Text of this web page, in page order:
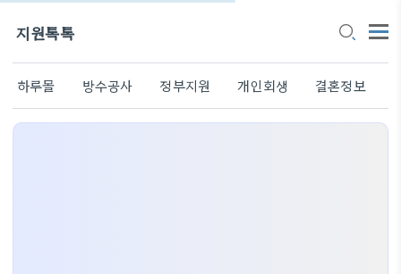
지원톡톡
하루몰 방수공사 정부지원 개인회생 결혼정보